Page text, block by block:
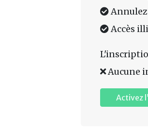
Accès
Aucune
Activez